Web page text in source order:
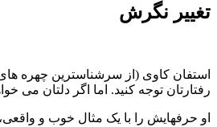
تغییر نگرش
استفان کاوی (از سرشناسترین چهره
رفتارتان توجه کنید. اما اگر دلتان می
او حرفهایش را با یک مثال خوب و